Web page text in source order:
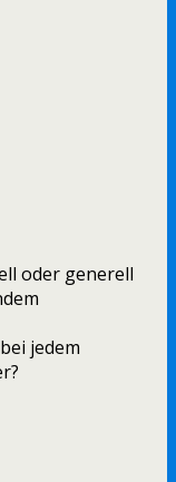
oder generell
jedem